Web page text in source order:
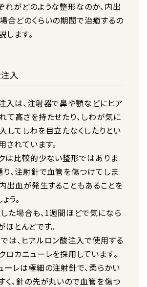
れがどのような整形なのか、内出
合どのくらいの期間で治癒するの
します。
入
入は、注射器で鼻や顎などにヒア
て高さを持たせたり、しわが気に
してしわを目立たなくしたりとい
されています。
は比較的少ない整形ではありま
り、注射針で血管を傷つけてしま
出血が発生することもあることを
う。
た場合も、1週間ほどで気になら
とんどです。
は、ヒアルロン酸注入で使用する
ロカニューレを採用しています。
ーレは極細の注射針で、柔らかい
く、針の先が丸いので血管を傷つ